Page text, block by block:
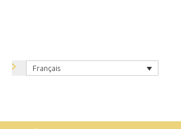
Français